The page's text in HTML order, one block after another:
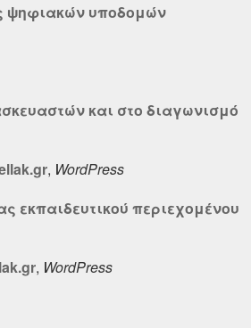
ψηφιακών υποδομών
και στο διαγωνισμό
, WordPress
εκπαιδευτικού περιεχομένου
, WordPress